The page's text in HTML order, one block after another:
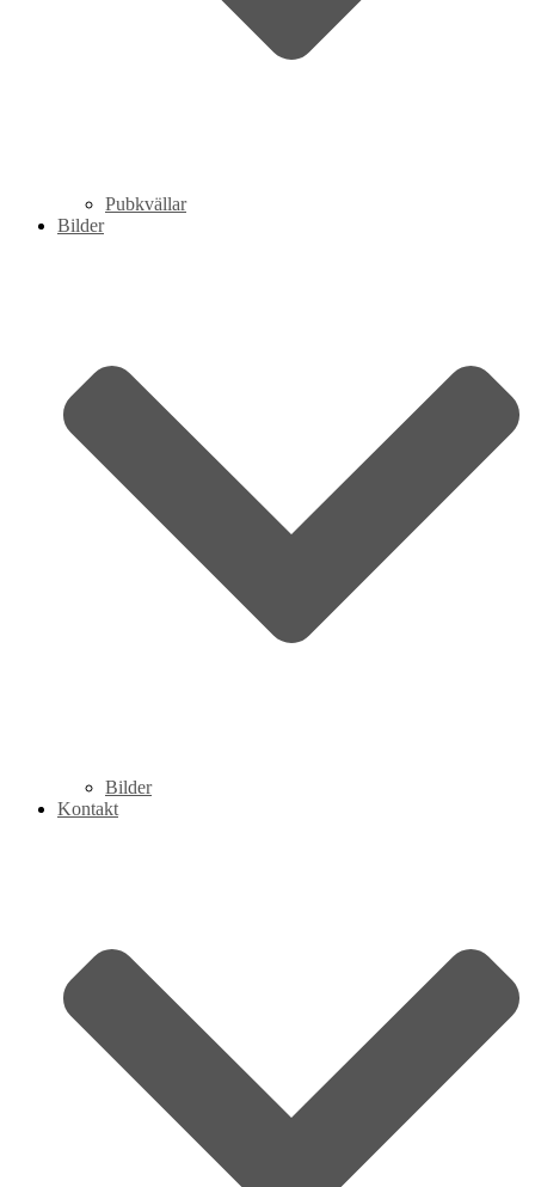
Pubkvällar
Bilder
Bilder
Kontakt